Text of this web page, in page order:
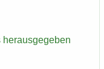
her­aus­ge­ge­ben